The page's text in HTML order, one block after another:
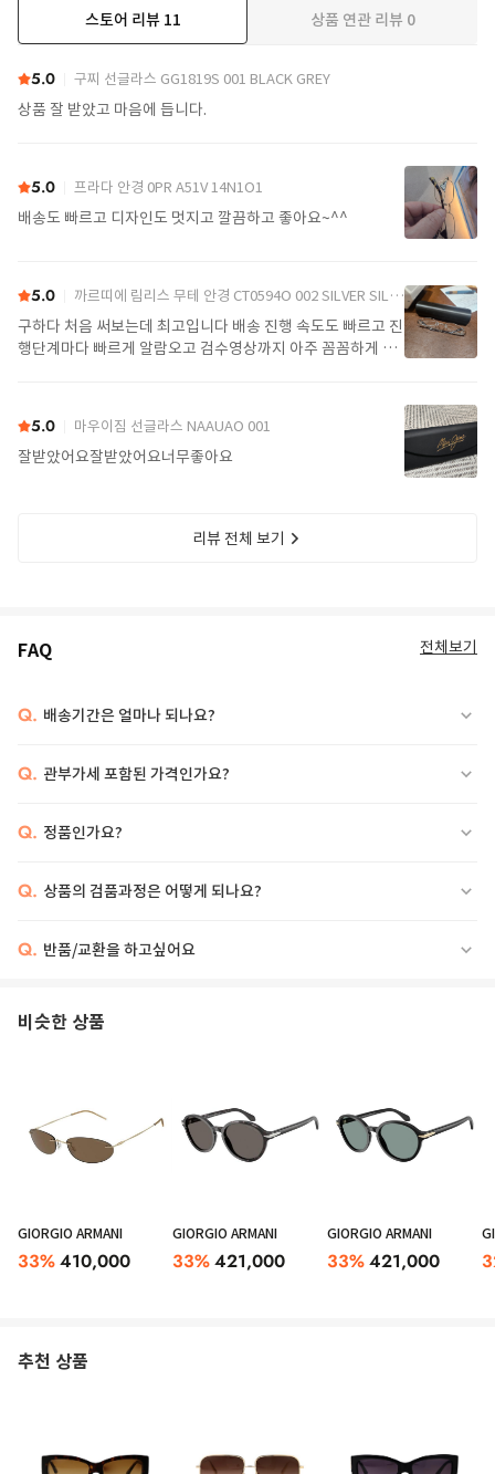
스토어 리뷰 11 상품 연관 리뷰 0
5.0 구찌 선글라스 GG1819S 001 BLACK GREY
상품 잘 받았고 마음에 듭니다.
5.0 프라다 안경 0PR A51V 14N1O1
배송도 빠르고 디자인도 멋지고 깔끔하고 좋아요~^^
5.0 까르띠에 림리스 무테 안경 CT0594O 002 SILVER SILVER TRANSPARENT
구하다 처음 써보는데 최고입니다 배송 진행 속도도 빠르고 진
행단계마다 빠르게 알람오고 검수영상까지 아주 꼼꼼하게 찍
5.0 마우이짐 선글라스 NAAUAO 001
잘받았어요잘받았어요너무좋아요
리뷰 전체 보기
FAQ 전체보기
Q. 배송기간은 얼마나 되나요?
Q. 관부가세 포함된 가격인가요?
Q. 정품인가요?
Q. 상품의 검품과정은 어떻게 되나요?
Q. 반품/교환을 하고싶어요
비슷한 상품
GIORGIO ARMANI
33%410,000
GIORGIO ARMANI
33%421,000
GIORGIO ARMANI
33%421,000
추천 상품